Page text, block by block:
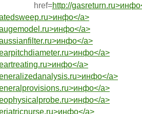
http://
a>
a>
a>
a>
a>
a>
a>
a>
a>